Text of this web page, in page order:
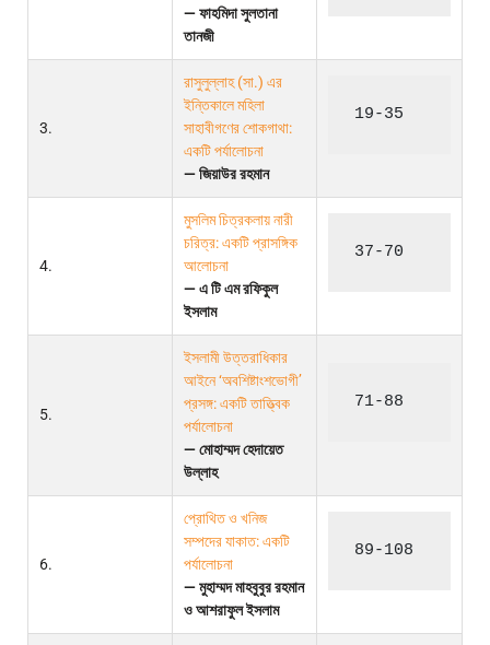
— ফাহমিদা সুলতানা
তানজী
3.
রাসুলুল্লাহ (সা.) এর
ইন্তিকালে মহিলা
সাহাবীগণের শোকগাথা:
একটি পর্যালোচনা
— জিয়াউর রহমান
19-35
4.
মুসলিম চিত্রকলায় নারী
চরিত্র: একটি প্রাসঙ্গিক
আলোচনা
— এ টি এম রফিকুল
ইসলাম
37-70
5.
ইসলামী উত্তরাধিকার
আইনে ‘অবশিষ্টাংশভোগী’
প্রসঙ্গ: একটি তাত্ত্বিক
পর্যালোচনা
— মোহাম্মদ হেদায়েত
উল্লাহ
71-88
6.
প্রোথিত ও খনিজ
সম্পদের যাকাত: একটি
পর্যালোচনা
— মুহাম্মদ মাহবুবুর রহমান
ও আশরাফুল ইসলাম
89-108